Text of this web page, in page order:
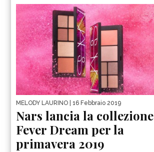
MELODY LAURINO | 16 Febbraio 2019
Nars lancia la collezione
Fever Dream per la
primavera 2019